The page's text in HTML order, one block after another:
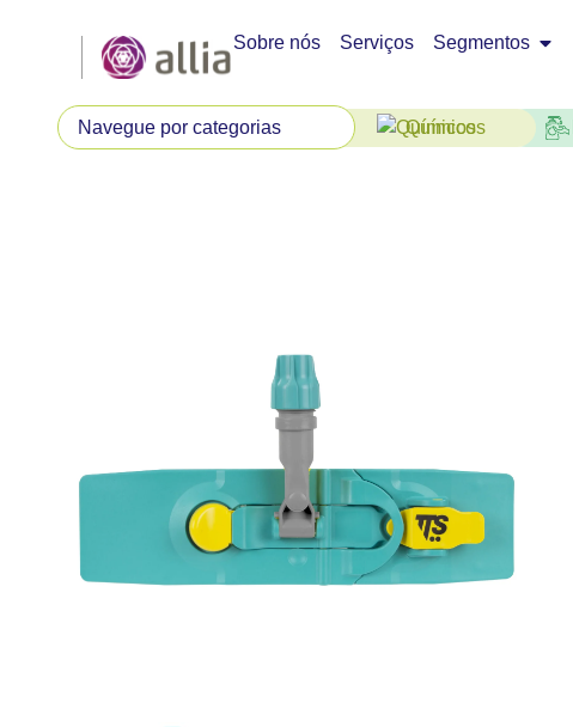
Sobre nós Serviços Segmentos
Químicos